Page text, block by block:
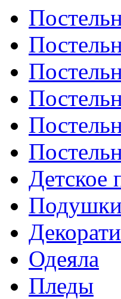
Детское
Подушки
Одеяла
Пледы